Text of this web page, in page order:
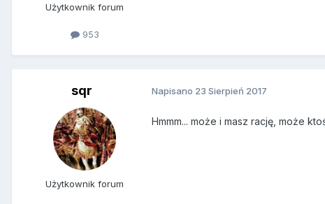
Użytkownik forum
953
sqr
Użytkownik forum
Napisano 23 Sierpień 2017
Hmmm... może i masz rację, może